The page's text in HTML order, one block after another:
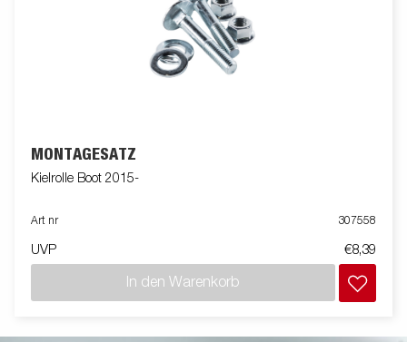
MONTAGESATZ
Kielrolle Boot 2015-
Art nr 307558
UVP €8,39
In den Warenkorb